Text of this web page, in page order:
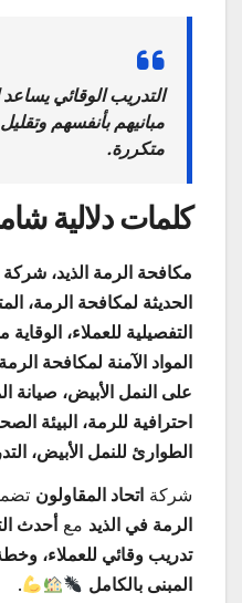
التدريب الوقائي
مبانيهم بأنفسهم
متكررة.
كلمات دلالية
مكافحة الرمة الذيد، شركة
الحديثة لمكافحة الرمة،
التفصيلية للعملاء،
المواد الآمنة لمكافحة
على النمل الأبيض، صيانة
احترافية للرمة، البيئة
الطوارئ للنمل الأبيض،
شركة اتحاد المقاولون
الرمة في الذيد مع أحدث
تدريب وقائي للعملاء،
المبنى بالكامل
.